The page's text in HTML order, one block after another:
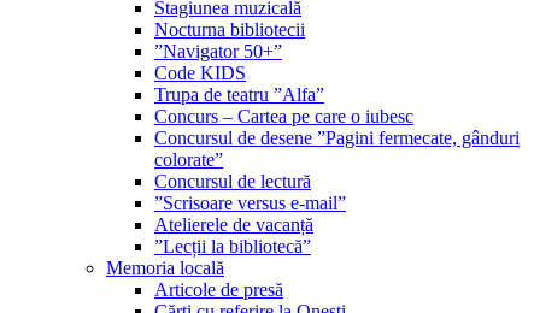
Stagiunea muzicală
Nocturna bibliotecii
”Navigator 50+”
Code KIDS
Trupa de teatru ”Alfa”
Concurs – Cartea pe care o iubesc
Concursul de desene ”Pagini fermecate, gânduri
colorate”
Concursul de lectură
”Scrisoare versus e-mail”
Atelierele de vacanță
”Lecții la bibliotecă”
Memoria locală
Articole de presă